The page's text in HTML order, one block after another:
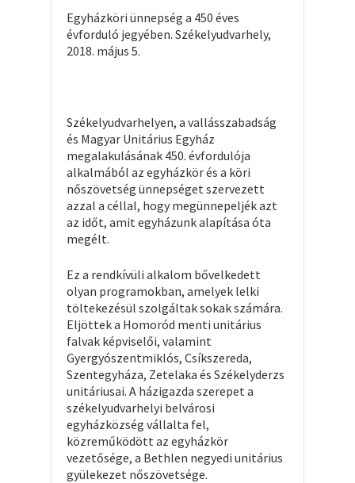
Egyházköri ünnepség a 450 éves
évforduló jegyében. Székelyudvarhely,
2018. május 5.
Székelyudvarhelyen, a vallásszabadság
és Magyar Unitárius Egyház
megalakulásának 450. évfordulója
alkalmából az egyházkör és a köri
nőszövetség ünnepséget szervezett
azzal a céllal, hogy megünnepeljék azt
az időt, amit egyházunk alapítása óta
megélt.
Ez a rendkívüli alkalom bővelkedett
olyan programokban, amelyek lelki
töltekezésül szolgáltak sokak számára.
Eljöttek a Homoród menti unitárius
falvak képviselői, valamint
Gyergyószentmiklós, Csíkszereda,
Szentegyháza, Zetelaka és Székelyderzs
unitáriusai. A házigazda szerepet a
székelyudvarhelyi belvárosi
egyházközség vállalta fel,
közreműködött az egyházkör
vezetősége, a Bethlen negyedi unitárius
gyülekezet nőszövetsége.